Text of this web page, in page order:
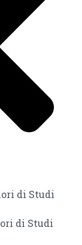
di Studi
di Studi